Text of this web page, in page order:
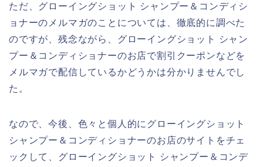
ただ、グローイングショット シャンプー＆コンディシ
ョナーのメルマガのことについては、徹底的に調べた
のですが、残念ながら、グローイングショット シャン
プー＆コンディショナーのお店で割引クーポンなどを
メルマガで配信しているかどうかは分かりませんでし
た。
なので、今後、色々と個人的にグローイングショット
シャンプー＆コンディショナーのお店のサイトをチェ
ックして、グローイングショット シャンプー＆コンデ